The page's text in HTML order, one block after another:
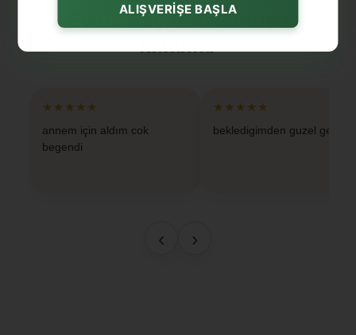
Evine Beyru dokunuşu
katanlar
★★★★★
annem için aldım cok
begendi
★★★★★
bekledigimden guzel geldi
‹ ›
ALIŞVERİŞE BAŞLA